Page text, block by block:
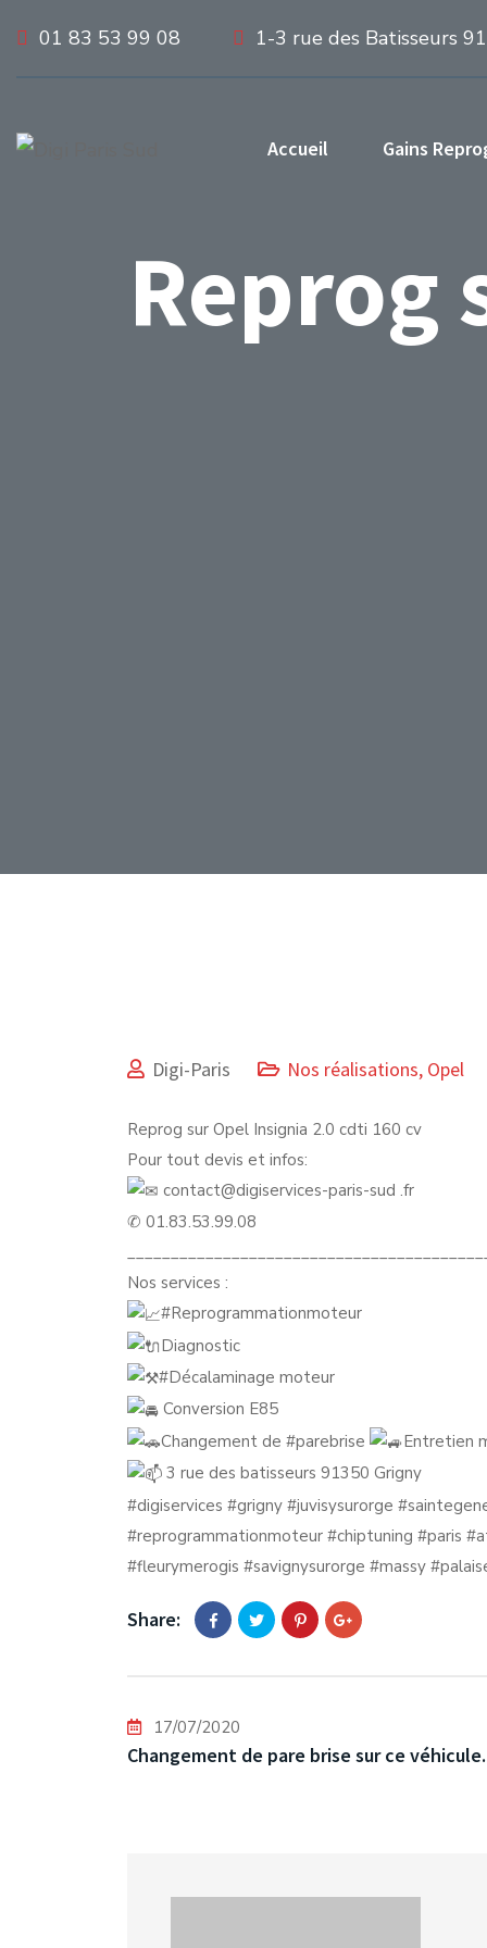
01 83 53 99 08 1-3 rue des Batisseurs
Accueil Gains
Reprog
Digi-Paris Nos réalisations, Opel
Reprog sur Opel Insignia 2.0 cdti 160 cv
Pour tout devis et infos:
contact@digiservices-paris-sud .fr
✆ 01.83.53.99.08
Nos services :
#Reprogrammationmoteur
Diagnostic
#Décalaminage moteur
Conversion E85
Changement de #parebrise
Entretien
3 rue des batisseurs 91350 Grigny
#digiservices #grigny #juvisysurorge
#reprogrammationmoteur #chiptuning #paris
#fleurymerogis #savignysurorge #massy
Share:
17/07/2020
Changement de pare brise sur ce véhicule.